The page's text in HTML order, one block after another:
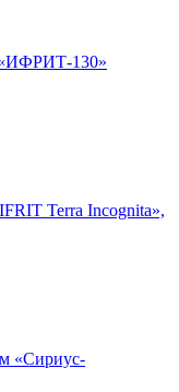
«ИФРИТ-130»
Terra Incognita»,
«Сириус-